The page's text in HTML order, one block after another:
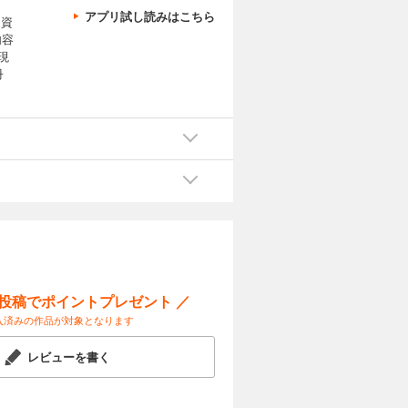
アプリ試し読みはこちら
稿でポイントプレゼント ／
済みの作品が対象となります
レビューを書く